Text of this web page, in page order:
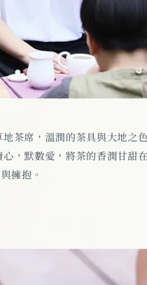
茶席，溫潤的茶具與大地之
，默數愛，將茶的香潤甘甜
擁抱。